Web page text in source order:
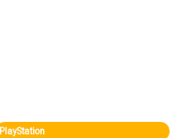
PlayStation